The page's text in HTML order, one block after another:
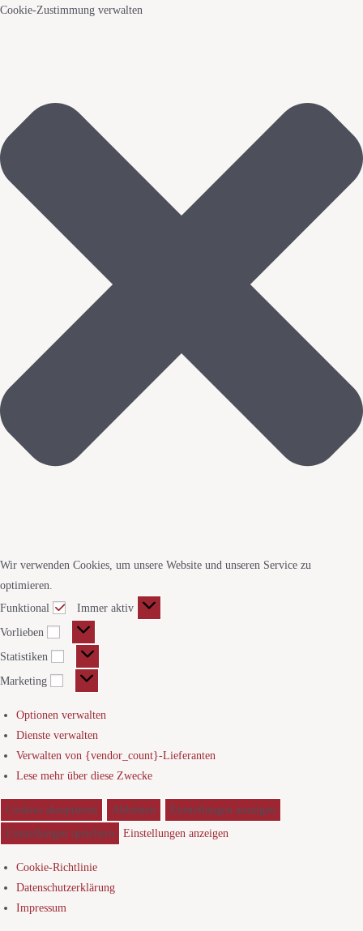
Cookie-Zustimmung verwalten
Wir verwenden Cookies, um unsere Website und unseren Service zu
optimieren.
Funktional
Immer aktiv
Vorlieben
Statistiken
Marketing
Optionen verwalten
Dienste verwalten
Verwalten von {vendor_count}-Lieferanten
Lese mehr über diese Zwecke
Cookies akzeptieren Ablehnen
Einstellungen anzeigen
Einstellungen speichern
Einstellungen anzeigen
Cookie-Richtlinie
Datenschutzerklärung
Impressum